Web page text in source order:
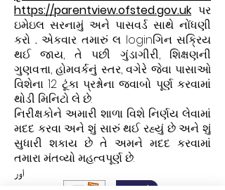
https://parentview.ofsted.gov.uk પર
ઇમેઇલ સરનામું અને પાસવર્ડ સાથે નોંધણી
કરો .એકવાર તમારું લ loginગિન સક્રિય
થઈ જાય, તે પછી ગુંડાગીરી, શિક્ષણની
ગુણવત્તા, હોમવર્કનું સ્તર, વગેરે જેવા પાસાઓ
વિશેના 12 ટૂંકા પ્રશ્નોના જવાબો પૂર્ણ કરવામાં
થોડી મિનિટો લે છે.
નિરીક્ષકોને અમારી શાળા વિશે નિર્ણય લેવામાં
મદદ કરવા અને શું સારું થઈ રહ્યું છે અને શું
સુધારી શકાય છે તે અમને મદદ કરવામાં
તમારા મંતવ્યો મહત્વપૂર્ણ છે.
اور